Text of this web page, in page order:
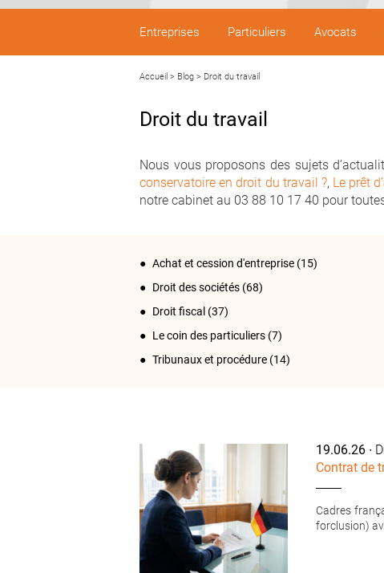
Entreprises Particuliers Avocats
Accueil > Blog > Droit du travail
Droit du travail
Nous vous proposons des sujets
conservatoire en droit du travail ?, Le prêt
notre cabinet au 03 88 10 17 40 pour
Achat et cession d'entreprise (15)
Droit des sociétés (68)
Droit fiscal (37)
Le coin des particuliers (7)
Tribunaux et procédure (14)
19.06.26 ∙
Contrat de
Cadres
forclusion)